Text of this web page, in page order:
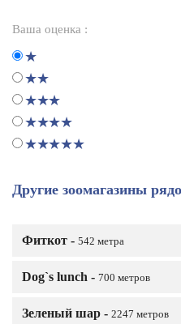
Ваша оценка :
Другие зоомагазины
Фиткот - 542 метра
Dog`s lunch - 700 метров
Зеленый шар - 2247 метров